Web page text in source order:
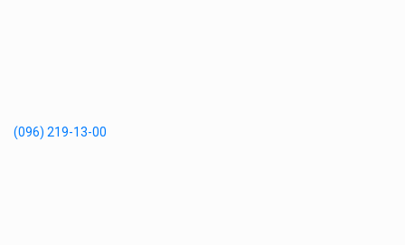
(096) 219-13-00